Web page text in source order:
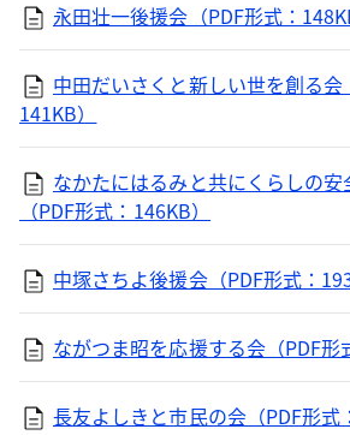
永田壮一後援会（PDF形式：
中田だいさくと新しい世を創る会
141KB）
なかたにはるみと共にくらしの
（PDF形式：146KB）
中塚さちよ後援会（PDF形式：
ながつま昭を応援する会（PDF形
長友よしきと市民の会（PDF形式